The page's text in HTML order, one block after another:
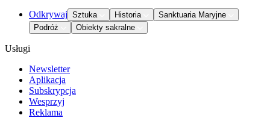
Odkrywaj Sztuka Historia
Sanktuaria Maryjne
Podróż
Obiekty sakralne
Usługi
Newsletter
Aplikacja
Subskrypcja
Wesprzyj
Reklama